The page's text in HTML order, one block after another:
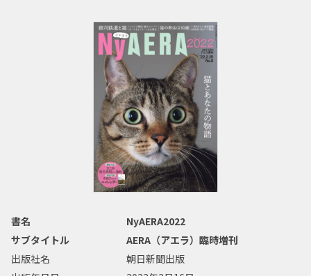
書名
NyAERA2022
サブタイトル
AERA（アエラ）臨時増刊
出版社名
朝日新聞出版